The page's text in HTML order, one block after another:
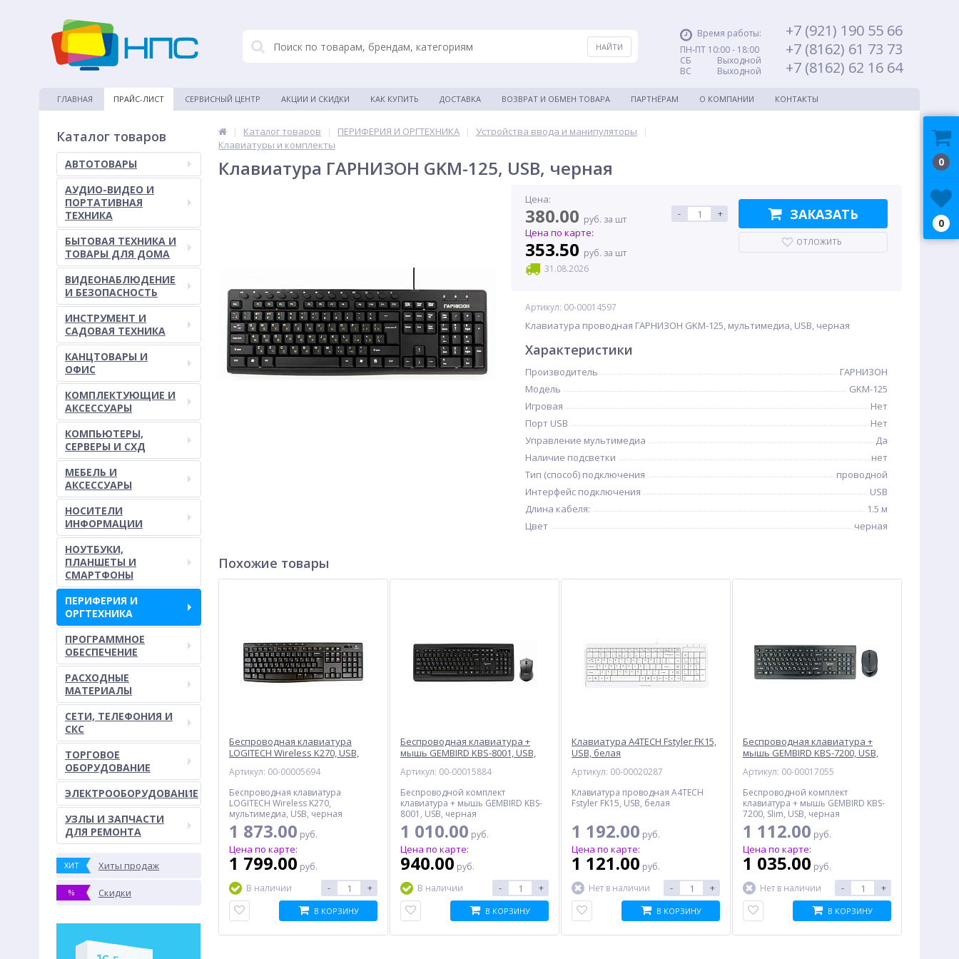
Время работы:
ПН-ПТ 10:00 - 18:00
СБ Выходной
ВС Выходной
+7 (921) 190 55 66
+7 (8162) 61 73 73
+7 (8162) 62 16 64
ГЛАВНАЯ ПРАЙС-ЛИСТ СЕРВИСНЫЙ ЦЕНТР АКЦИИ И СКИДКИ КАК КУПИТЬ ДОСТАВКА ВОЗВРАТ И ОБМЕН ТОВАРА ПАРТНЁРАМ О КОМПАНИИ КОНТАКТЫ
Каталог товаров
АВТОТОВАРЫ
АУДИО-ВИДЕО И
ПОРТАТИВНАЯ
ТЕХНИКА
БЫТОВАЯ ТЕХНИКА И
ТОВАРЫ ДЛЯ ДОМА
ВИДЕОНАБЛЮДЕНИЕ
И БЕЗОПАСНОСТЬ
ИНСТРУМЕНТ И
САДОВАЯ ТЕХНИКА
КАНЦТОВАРЫ И
ОФИС
КОМПЛЕКТУЮЩИЕ И
АКСЕССУАРЫ
КОМПЬЮТЕРЫ,
СЕРВЕРЫ И СХД
МЕБЕЛЬ И
АКСЕССУАРЫ
НОСИТЕЛИ
ИНФОРМАЦИИ
НОУТБУКИ,
ПЛАНШЕТЫ И
СМАРТФОНЫ
ПЕРИФЕРИЯ И
ОРГТЕХНИКА
ПРОГРАММНОЕ
ОБЕСПЕЧЕНИЕ
РАСХОДНЫЕ
МАТЕРИАЛЫ
СЕТИ, ТЕЛЕФОНИЯ И
СКС
ТОРГОВОЕ
ОБОРУДОВАНИЕ
ЭЛЕКТРООБОРУДОВАНИЕ
УЗЛЫ И ЗАПЧАСТИ
ДЛЯ РЕМОНТА
ХИТ Хиты продаж
% Скидки
| Каталог товаров | ПЕРИФЕРИЯ И ОРГТЕХНИКА | Устройства ввода и манипуляторы
|
Клавиатуры и комплекты
Клавиатура ГАРНИЗОН GKM-125, USB, черная
Цена:
380.00 руб. за шт
Цена по карте:
353.50 руб. за шт
31.08.2026
- + ЗАКАЗАТЬ
ОТЛОЖИТЬ
Артикул: 00-00014597
Клавиатура проводная ГАРНИЗОН GKM-125, мультимедиа, USB, черная
Характеристики
Производитель
ГАРНИЗОН
Модель
GKM-125
Игровая
Нет
Порт USB
Нет
Управление мультимедиа
Да
Наличие подсветки
нет
Тип (способ) подключения
проводной
Интерфейс подключения
USB
Длина кабеля:
1.5 м
Цвет
черная
Похожие товары
Беспроводная клавиатура
LOGITECH Wireless K270, USB,
Артикул: 00-00005694
Беспроводная клавиатура
LOGITECH Wireless K270,
мультимедиа, USB, черная
1 873.00 руб.
Цена по карте:
1 799.00 руб.
В наличии
- +
В КОРЗИНУ
Беспроводная клавиатура +
мышь GEMBIRD KBS-8001, USB,
Артикул: 00-00015884
Беспроводной комплект
клавиатура + мышь GEMBIRD KBS-
8001, USB, черная
1 010.00 руб.
Цена по карте:
940.00 руб.
В наличии
- +
В КОРЗИНУ
Клавиатура A4TECH Fstyler FK15,
USB, белая
Артикул: 00-00020287
Клавиатура проводная A4TECH
Fstyler FK15, USB, белая
1 192.00 руб.
Цена по карте:
1 121.00 руб.
Нет в наличии
- +
В КОРЗИНУ
Беспроводная клавиатура +
мышь GEMBIRD KBS-7200, USB,
Артикул: 00-00017055
Беспроводной комплект
клавиатура + мышь GEMBIRD KBS-
7200, Slim, USB, черная
1 112.00 руб.
Цена по карте:
1 035.00 руб.
Нет в наличии
- +
В КОРЗИНУ
0
0